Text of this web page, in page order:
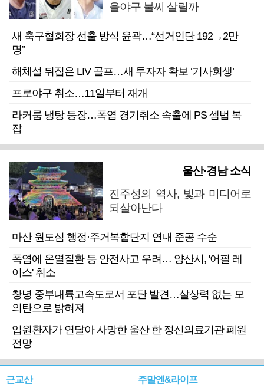
을야구 불씨 살릴까
새 축구협회장 선출 방식 윤곽…“선거인단 192→2만
명”
해체설 뒤집은 LIV 골프…새 투자자 확보 ‘기사회생’
프로야구 취소…11일부터 재개
라커룸 냉탕 등장…폭염 경기취소 속출에 PS 셈법 복
잡
울산·경남 소식
진주성의 역사, 빛과 미디어로
되살아난다
마산 원도심 행정·주거복합단지 연내 준공 수순
폭염에 온열질환 등 안전사고 우려… 양산시, '어필 레
이스' 취소
창녕 중부내륙고속도로서 포탄 발견…살상력 없는 모
의탄으로 밝혀져
입원환자가 연달아 사망한 울산 한 정신의료기관 폐원
전망
근교산 주말엔&라이프